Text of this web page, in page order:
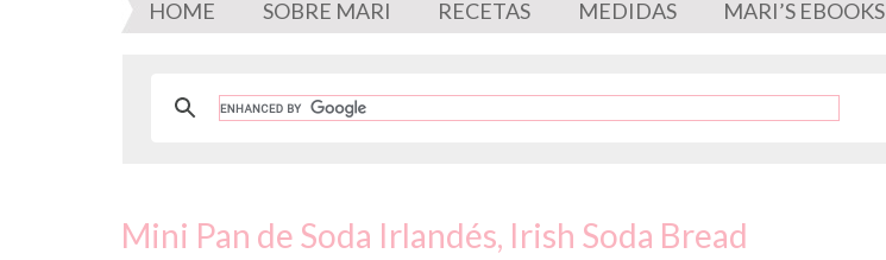
HOME SOBRE MARI RECETAS MEDIDAS MARI’S EBOOKS
Mini Pan de Soda Irlandés, Irish Soda Bread